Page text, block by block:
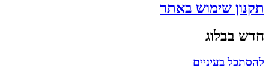
תקנון שימוש באתר
חדש בבלוג
להסתכל בעיניים